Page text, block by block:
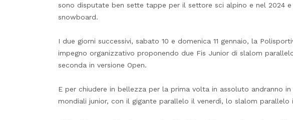
sono disputate ben sette tappe per il settore sci alpino e nel 2024
snowboard.
I due giorni successivi, sabato 10 e domenica 11 gennaio, la
impegno organizzativo proponendo due Fis Junior di slalom
seconda in versione Open.
E per chiudere in bellezza per la prima volta in assoluto andranno
mondiali junior, con il gigante parallelo il venerdì, lo slalom